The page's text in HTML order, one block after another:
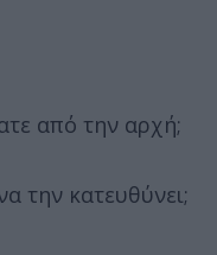
από την αρχή;
την κατευθύνει;